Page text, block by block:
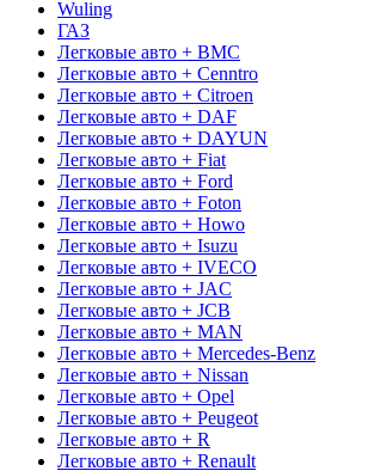
Wuling
ГАЗ
Легковые авто + BMC
Легковые авто + Cenntro
Легковые авто + Citroen
Легковые авто + DAF
Легковые авто + DAYUN
Легковые авто + Fiat
Легковые авто + Ford
Легковые авто + Foton
Легковые авто + Howo
Легковые авто + Isuzu
Легковые авто + IVECO
Легковые авто + JAC
Легковые авто + JCB
Легковые авто + MAN
Легковые авто + Mercedes-Benz
Легковые авто + Nissan
Легковые авто + Opel
Легковые авто + Peugeot
Легковые авто + R
Легковые авто + Renault